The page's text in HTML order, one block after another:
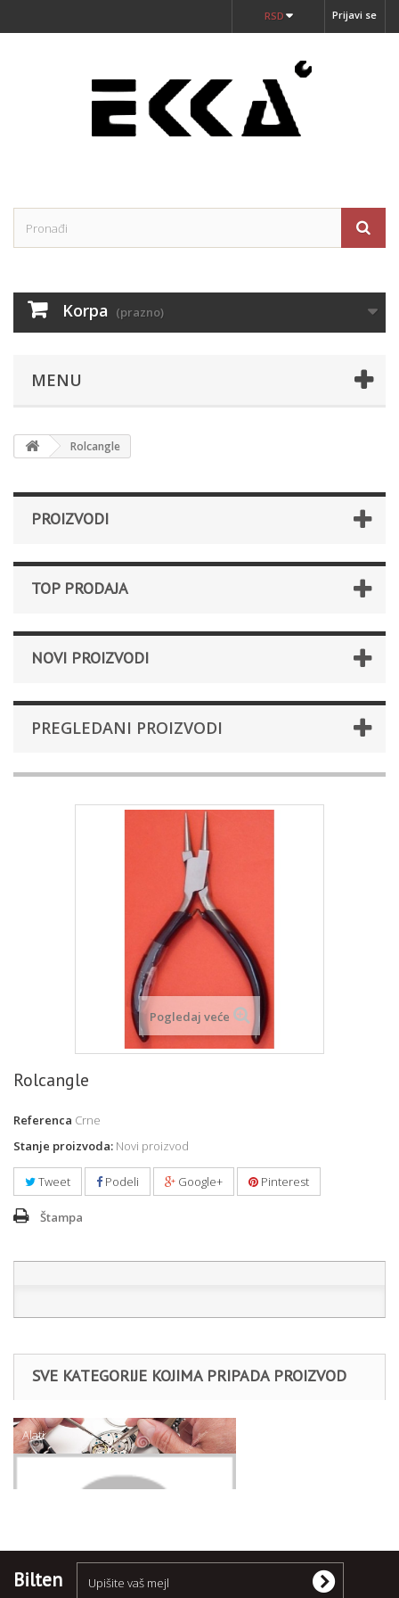
Prijavi se
RSD
Korpa (prazno)
MENU
Rolcangle
PROIZVODI
TOP PRODAJA
NOVI PROIZVODI
PREGLEDANI PROIZVODI
Pogledaj veće
Rolcangle
Referenca Crne
Stanje proizvoda: Novi proizvod
Tweet Podeli Google+ Pinterest
Štampa
SVE KATEGORIJE KOJIMA PRIPADA PROIZVOD
Alati
Bilten